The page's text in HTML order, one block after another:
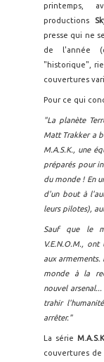
printemps,
productions
presse qui ne
de l'année
"historique",
couvertures
Pour ce qui
"La planète
Matt Trakker a
M.A.S.K., une
préparés pour
du monde ! En
d'un bout à
leurs pilotes),
Sauf que le
V.E.N.O.M.,
aux armements.
monde à la
nouvel
trahir
arrêter."
La série
couvertures de